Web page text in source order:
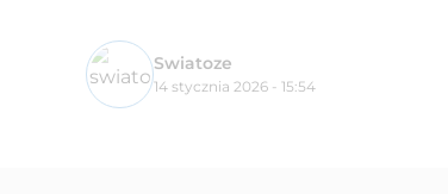
Swiatoze
14 stycznia 2026 - 15:54